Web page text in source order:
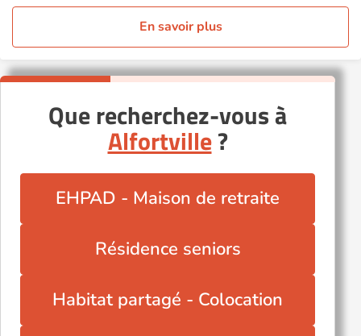
En savoir plus
Que recherchez-vous à
Alfortville?
EHPAD - Maison de retraite
Résidence seniors
Habitat partagé - Colocation